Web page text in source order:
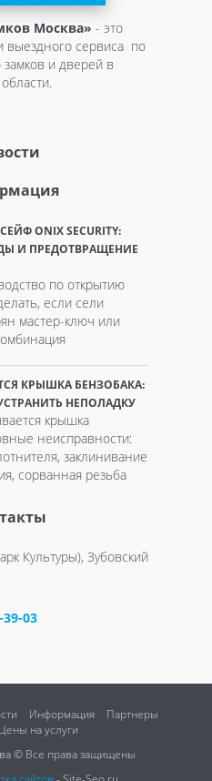
Москва» - это
выездного сервиса по
и дверей в
ONIX SECURITY:
И ПРЕДОТВРАЩЕНИЕ
по открытию
если сели
мастер-ключ или
КРЫШКА БЕНЗОБАКА:
НЕПОЛАДКУ
крышка
неисправности:
заклинивание
сорванная резьба
Культуры), Зубовский
39-03
Информация
Партнеры
Цены на услуги
© Все права защищены